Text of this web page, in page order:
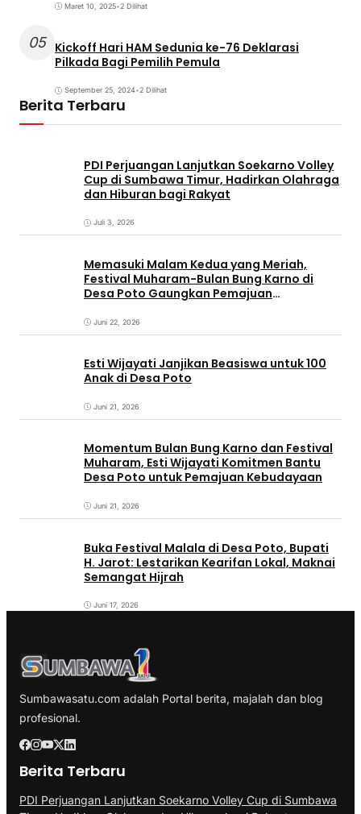
Maret 10, 2025•2 Dilihat
05 Kickoff Hari HAM Sedunia ke-76 Deklarasi
Pilkada Bagi Pemilih Pemula
September 25, 2024•2 Dilihat
Berita Terbaru
PDI Perjuangan Lanjutkan Soekarno Volley
Cup di Sumbawa Timur, Hadirkan Olahraga
dan Hiburan bagi Rakyat
Juli 3, 2026
Memasuki Malam Kedua yang Meriah,
Festival Muharam-Bulan Bung Karno di
Desa Poto Gaungkan Pemajuan
Juni 22, 2026
Esti Wijayati Janjikan Beasiswa untuk 100
Anak di Desa Poto
Juni 21, 2026
Momentum Bulan Bung Karno dan Festival
Muharam, Esti Wijayati Komitmen Bantu
Desa Poto untuk Pemajuan Kebudayaan
Juni 21, 2026
Buka Festival Malala di Desa Poto, Bupati
H. Jarot: Lestarikan Kearifan Lokal, Maknai
Semangat Hijrah
Juni 17, 2026
Sumbawasatu.com adalah Portal berita, majalah dan blog
profesional.
Berita Terbaru
PDI Perjuangan Lanjutkan Soekarno Volley Cup di Sumbawa